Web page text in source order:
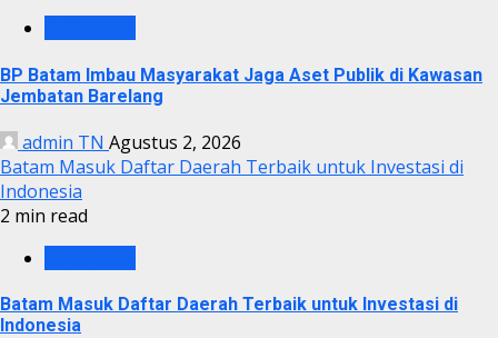
BP Batam Imbau Masyarakat Jaga Aset Publik di Kawasan
Jembatan Barelang
admin TN Agustus 2, 2026
Batam Masuk Daftar Daerah Terbaik untuk Investasi di
Indonesia
2 min read
Batam Masuk Daftar Daerah Terbaik untuk Investasi di
Indonesia